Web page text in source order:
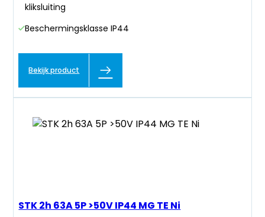
kliksluiting
Beschermingsklasse IP44
Bekijk product
STK 2h 63A 5P >50V IP44 MG TE Ni